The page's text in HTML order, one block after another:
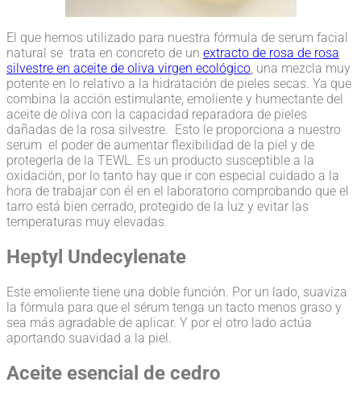
El que hemos utilizado para nuestra fórmula de serum facial
natural se trata en concreto de un extracto de rosa de rosa
silvestre en aceite de oliva virgen ecológico, una mezcla muy
potente en lo relativo a la hidratación de pieles secas. Ya que
combina la acción estimulante, emoliente y humectante del
aceite de oliva con la capacidad reparadora de pieles
dañadas de la rosa silvestre. Esto le proporciona a nuestro
serum el poder de aumentar flexibilidad de la piel y de
protegerla de la TEWL. Es un producto susceptible a la
oxidación, por lo tanto hay que ir con especial cuidado a la
hora de trabajar con él en el laboratorio comprobando que el
tarro está bien cerrado, protegido de la luz y evitar las
temperaturas muy elevadas.
Heptyl Undecylenate
Este emoliente tiene una doble función. Por un lado, suaviza
la fórmula para que el sérum tenga un tacto menos graso y
sea más agradable de aplicar. Y por el otro lado actúa
aportando suavidad a la piel.
Aceite esencial de cedro